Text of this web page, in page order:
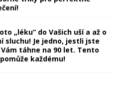
„léku“ do Vašich uší a až o
sluchu! Je jedno, jestli jste
táhne na 90 let. Tento
každému!